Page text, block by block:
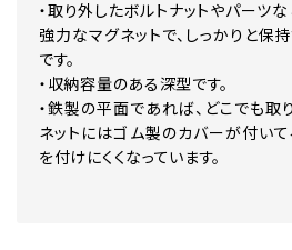
・取り外したボルトナットやパーツな
強力なマグネットで、しっかりと保
です。
・収納容量のある深型です。
・鉄製の平面であれば、どこでも取
ネットにはゴム製のカバーが付い
を付けにくくなっています。